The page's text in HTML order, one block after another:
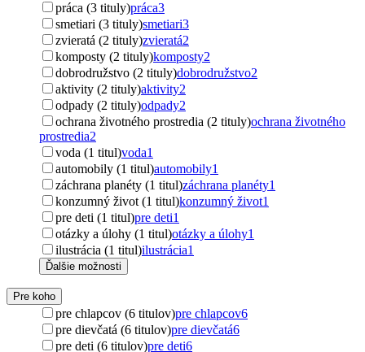
práca (3 tituly)práca3
smetiari (3 tituly)smetiari3
zvieratá (2 tituly)zvieratá2
komposty (2 tituly)komposty2
dobrodružstvo (2 tituly)dobrodružstvo2
aktivity (2 tituly)aktivity2
odpady (2 tituly)odpady2
ochrana životného prostredia (2 tituly)ochrana životného
prostredia2
voda (1 titul)voda1
automobily (1 titul)automobily1
záchrana planéty (1 titul)záchrana planéty1
konzumný život (1 titul)konzumný život1
pre deti (1 titul)pre deti1
otázky a úlohy (1 titul)otázky a úlohy1
ilustrácia (1 titul)ilustrácia1
Ďalšie možnosti
Pre koho
pre chlapcov (6 titulov)pre chlapcov6
pre dievčatá (6 titulov)pre dievčatá6
pre deti (6 titulov)pre deti6